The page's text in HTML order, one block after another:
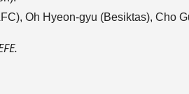
Oh Hyeon-gyu (Besiktas), Cho